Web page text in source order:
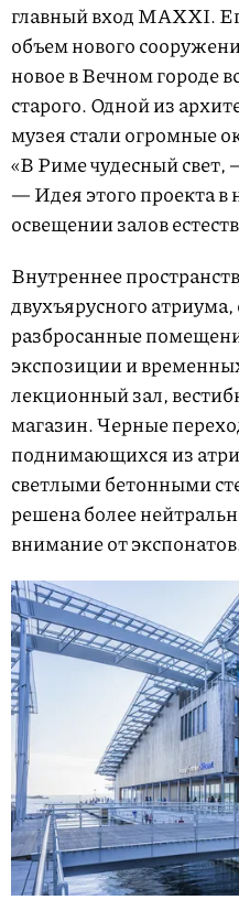
главный вход MAXXI.
объем нового
новое в Вечном городе
старого. Одной из
музея стали огромные
«В Риме чудесный свет,
— Идея этого проекта в
освещении залов
Внутреннее
двухъярусного
разбросанные
экспозиции и
лекционный зал,
магазин. Черные
поднимающихся из
светлыми бетонными
решена более
внимание от